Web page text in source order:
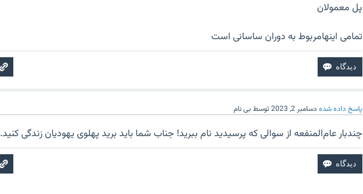
پل معمولان
تمامی اینهامربوط به دوران ساسانی است
پاسخ داده شده دسامبر 2, 2023 توسط بی نام
چندبار عام‌المنفعه از سوالی که پرسیدید نام ببرید! جناب شما باید برید پهلوی یهودیان زندگی کنید.